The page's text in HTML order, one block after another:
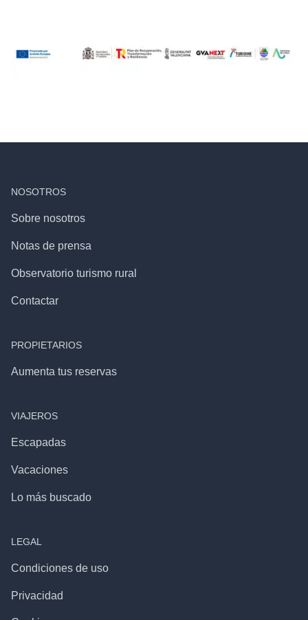
NOSOTROS
Sobre nosotros
Notas de prensa
Observatorio turismo rural
Contactar
PROPIETARIOS
Aumenta tus reservas
VIAJEROS
Escapadas
Vacaciones
Lo más buscado
LEGAL
Condiciones de uso
Privacidad